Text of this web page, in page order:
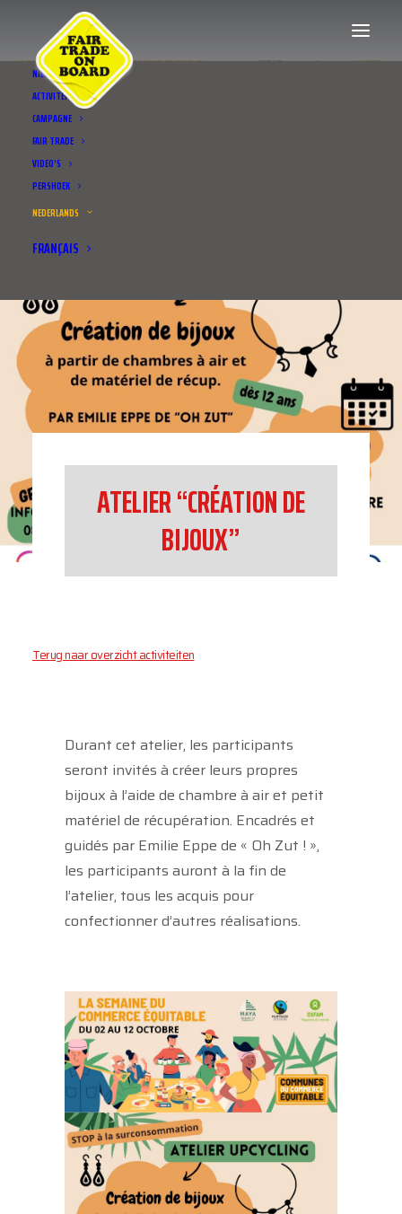
NIEUWS
ACTIVITEITEN
CAMPAGNE
FAIR TRADE
VIDEO’S
PERSHOEK
NEDERLANDS
FRANÇAIS
ATELIER “CRÉATION DE
BIJOUX”
Terug naar overzicht activiteiten
Durant cet atelier, les participants
seront invités à créer leurs propres
bijoux à l’aide de chambre à air et petit
matériel de récupération. Encadrés et
guidés par Emilie Eppe de « Oh Zut ! »,
les participants auront à la fin de
l’atelier, tous les acquis pour
confectionner d’autres réalisations.